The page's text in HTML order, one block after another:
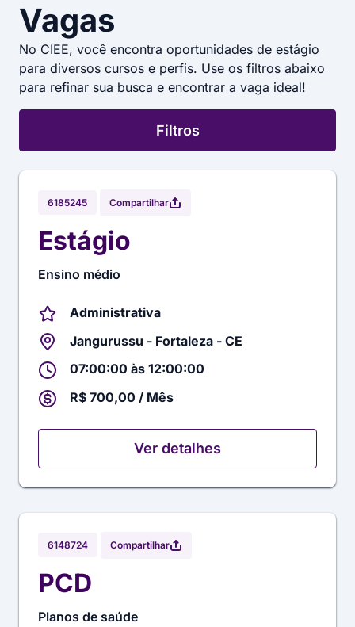
Vagas
No CIEE, você encontra oportunidades de estágio
para diversos cursos e perfis. Use os filtros abaixo
para refinar sua busca e encontrar a vaga ideal!
Filtros
6185245 Compartilhar
Estágio
Ensino médio
Administrativa
Jangurussu - Fortaleza - CE
07:00:00 às 12:00:00
R$ 700,00 / Mês
Ver detalhes
6148724 Compartilhar
PCD
Planos de saúde